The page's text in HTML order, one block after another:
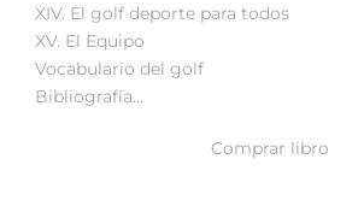
XIV. El golf deporte para todos
XV. El Equipo
Vocabulario del golf
Bibliografía…
Comprar libro